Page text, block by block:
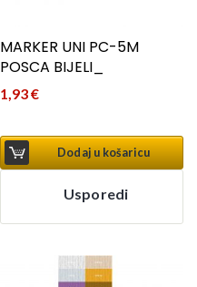
MARKER UNI PC-5M
POSCA BIJELI_
1,93€
Dodaj u košaricu
Usporedi